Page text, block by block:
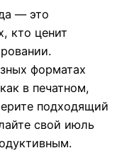
— это
кто ценит
форматах
в печатном,
подходящий
свой июль